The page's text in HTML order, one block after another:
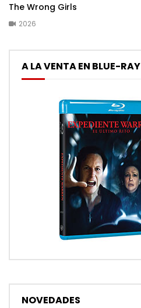
The Wrong Girls
2026
A LA VENTA EN BLUE-RAY
NOVEDADES